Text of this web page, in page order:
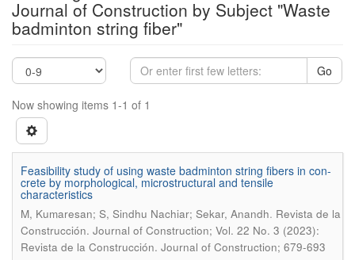
Journal of Construction by Subject "Waste
badminton string fiber"
Go
Now showing items 1-1 of 1
Feasibility study of using waste badminton string fibers in con-
crete by morphological, microstructural and tensile
characteristics
M, Kumaresan; S, Sindhu Nachiar; Sekar, Anandh. Revista de la
Construcción. Journal of Construction; Vol. 22 No. 3 (2023):
Revista de la Construcción. Journal of Construction; 679-693